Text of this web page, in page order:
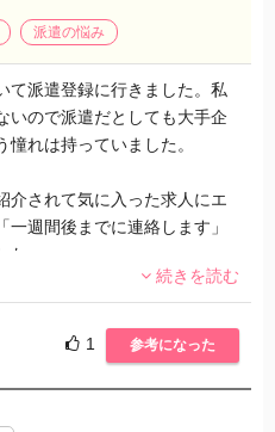
倍も多くなってきたのでこ
す。でも一度も時給が上がる
ていたので終了にさせても
派遣の悩み
て派遣登録に行きました。私
いので派遣だとしても大手企
れは持っていました。
介されて気に入った求人にエ
週間後までに連絡します」
た。
とされることはまずないって
もまだ応募はいないって言
ました。
続きを読む
1 参考になった